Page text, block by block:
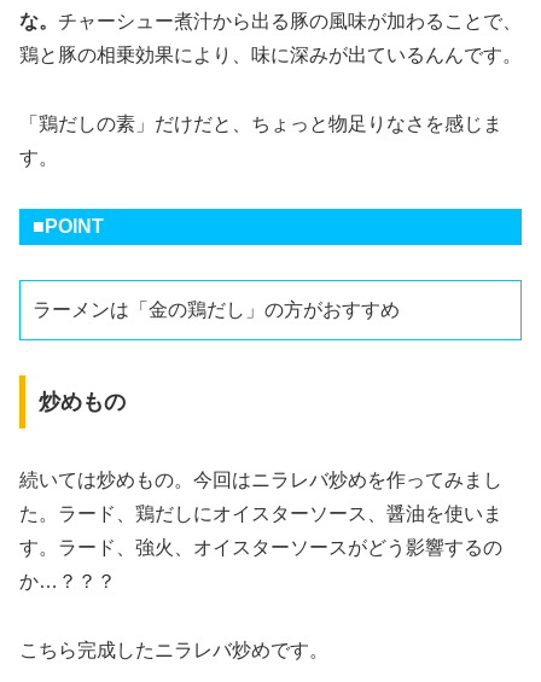
な。 チャーシュー煮汁から出る豚の風味が加わることで、
鶏と豚の相乗効果により、味に深みが出ているんんです。
「鶏だしの素」だけだと、ちょっと物足りなさを感じま
す。
■POINT
ラーメンは「金の鶏だし」の方がおすすめ
炒めもの
続いては炒めもの。今回はニラレバ炒めを作ってみまし
た。ラード、鶏だしにオイスターソース、醤油を使いま
す。ラード、強火、オイスターソースがどう影響するの
か…？？？
こちら完成したニラレバ炒めです。